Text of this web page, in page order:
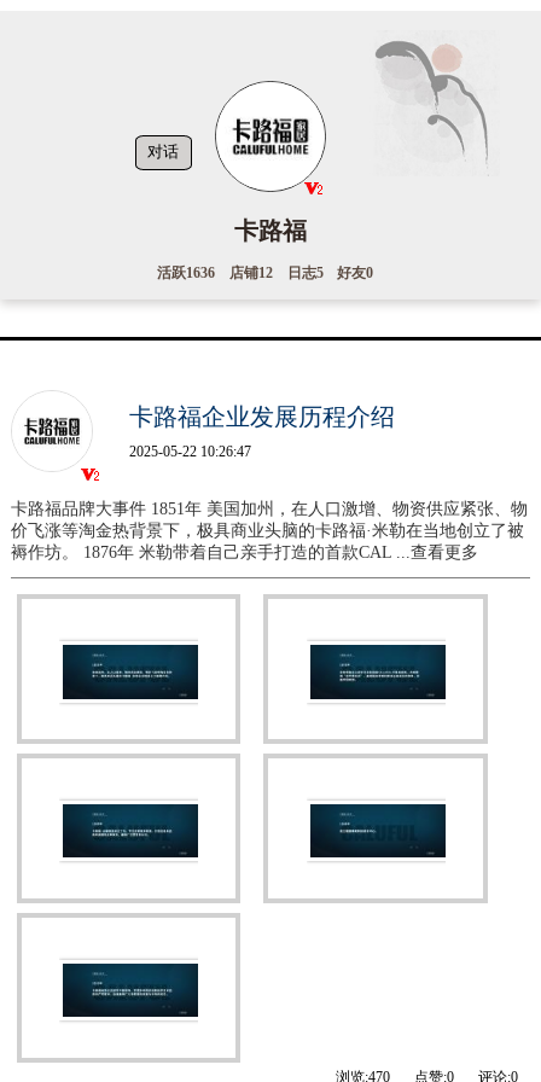
对话
卡路福
活跃1636 店铺12 日志5 好友0
卡路福企业发展历程介绍
2025-05-22 10:26:47
卡路福品牌大事件 1851年 美国加州，在人口激增、物资供应紧张、物
价飞涨等淘金热背景下，极具商业头脑的卡路福·米勒在当地创立了被
褥作坊。 1876年 米勒带着自己亲手打造的首款CAL ...查看更多
浏览:470 点赞:0 评论:0